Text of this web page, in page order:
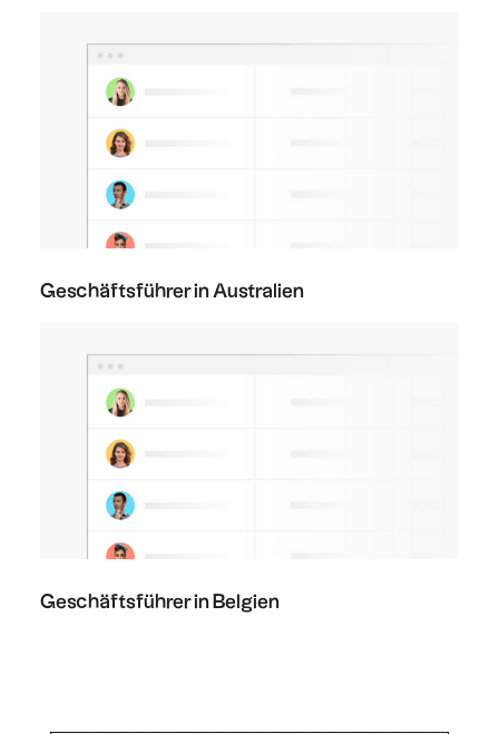
Geschäftsführer in Australien
Geschäftsführer in Belgien